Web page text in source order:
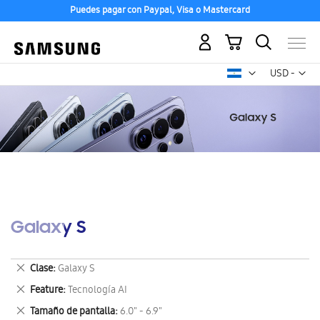
Puedes pagar con Paypal, Visa o Mastercard
USD -
dólar
Mi carrito
Galaxy S
Clase Galaxy S
Eliminar
este
artículo
Feature Tecnología AI
Eliminar
este
Tamaño de pantalla 6.0" - 6.9"
Eliminar